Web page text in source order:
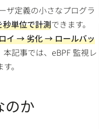
ザ定義の小さなプログラ
単位で計測できます。
イ → 劣化 → ロールバッ
記事では、eBPF 監視レ
。
のか